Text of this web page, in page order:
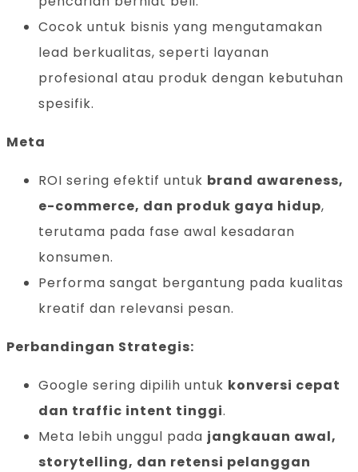
Cocok untuk bisnis yang mengutamakan
lead berkualitas, seperti layanan
profesional atau produk dengan kebutuhan
spesifik.
Meta
ROI sering efektif untuk brand awareness,
e-commerce, dan produk gaya hidup,
terutama pada fase awal kesadaran
konsumen.
Performa sangat bergantung pada kualitas
kreatif dan relevansi pesan.
Perbandingan Strategis:
Google sering dipilih untuk konversi cepat
dan traffic intent tinggi.
Meta lebih unggul pada jangkauan awal,
storytelling, dan retensi pelanggan